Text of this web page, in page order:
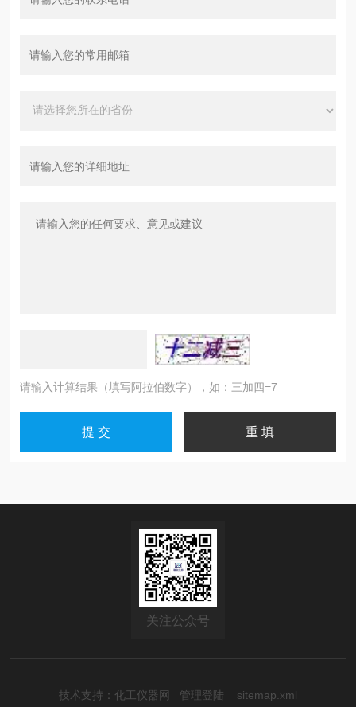
请输入计算结果（填写阿拉伯数字），如：三加四=7
关注公众号
技术支持： 化工仪器网 管理登陆 sitemap.xml